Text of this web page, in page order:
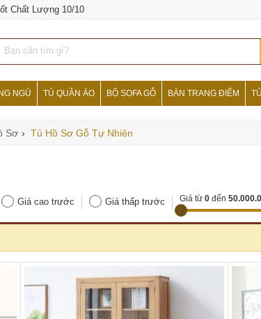
Chất Lượng 10/10
NGỦ TỦ QUẦN ÁO BỘ SOFA GỖ BÀN TRANG ĐIỂM
Sơ › Tủ Hồ Sơ Gỗ Tự Nhiên
Giá cao trước Giá thấp trước Giá từ 0 đến